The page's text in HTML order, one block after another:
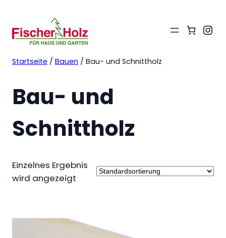
Startseite / Bauen / Bau- und Schnittholz
Bau- und
Schnittholz
Einzelnes Ergebnis
wird angezeigt